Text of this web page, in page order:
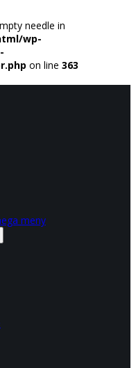
needle in
wp-
on line 363
meny